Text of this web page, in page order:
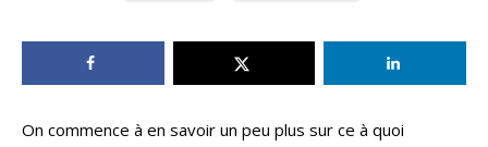
On commence à en savoir un peu plus sur ce à quoi